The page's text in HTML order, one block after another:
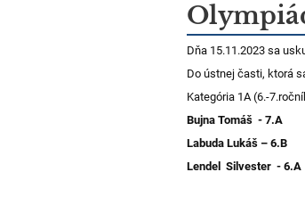
Dňa 15.11.2023 sa
Do ústnej časti, ktorá
Kategória 1A (6.-
Bujna Tomáš - 7.A
Labuda Lukáš – 6.B
Lendel Silvester - 6.A